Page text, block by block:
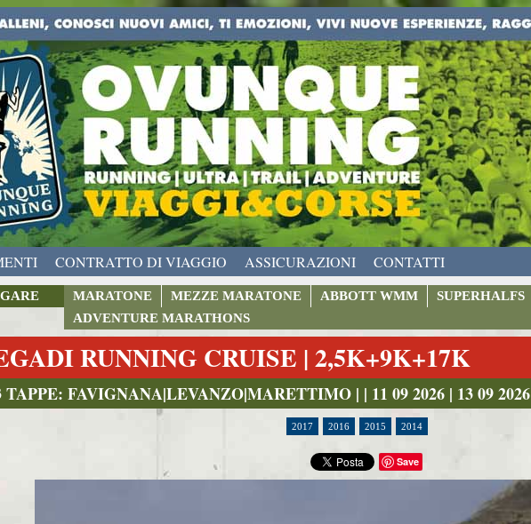
CONTRATTO DI VIAGGIO ASSICURAZIONI CONTATTI
GARE MARATONE MEZZE MARATONE ABBOTT WMM
SUPERHALFS
ADVENTURE MARATHONS
RUNNING CRUISE | 2,5K+9K+17K
TAPPE: FAVIGNANA|LEVANZO|MARETTIMO | | 11 09 2026 | 13 09 2026
2017 2016 2015 2014
Save